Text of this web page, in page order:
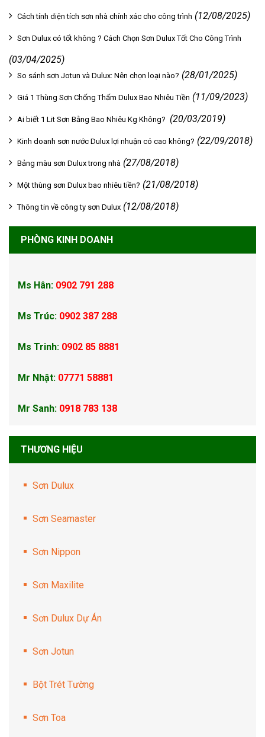
Cách tính diện tích sơn nhà chính xác cho công trình (12/08/2025)
Sơn Dulux có tốt không ? Cách Chọn Sơn Dulux Tốt Cho Công Trình
(03/04/2025)
So sánh sơn Jotun và Dulux: Nên chọn loại nào? (28/01/2025)
Giá 1 Thùng Sơn Chống Thấm Dulux Bao Nhiêu Tiền (11/09/2023)
Ai biết 1 Lit Sơn Bằng Bao Nhiêu Kg Không? (20/03/2019)
Kinh doanh sơn nước Dulux lợi nhuận có cao không? (22/09/2018)
Bảng màu sơn Dulux trong nhà (27/08/2018)
Một thùng sơn Dulux bao nhiêu tiền? (21/08/2018)
Thông tin về công ty sơn Dulux (12/08/2018)
PHÒNG KINH DOANH
Ms Hân: 0902 791 288
Ms Trúc: 0902 387 288
Ms Trinh: 0902 85 8881
Mr Nhật: 07771 58881
Mr Sanh: 0918 783 138
THƯƠNG HIỆU
Sơn Dulux
Sơn Seamaster
Sơn Nippon
Sơn Maxilite
Sơn Dulux Dự Án
Sơn Jotun
Bột Trét Tường
Sơn Toa